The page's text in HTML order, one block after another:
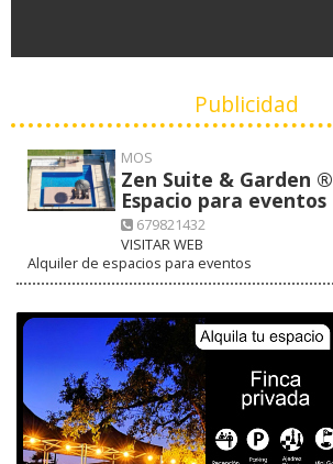
Publicidad
MOS
Zen Suite & Garden ®
Espacio para eventos
679821432
VISITAR WEB
Alquiler de espacios para eventos